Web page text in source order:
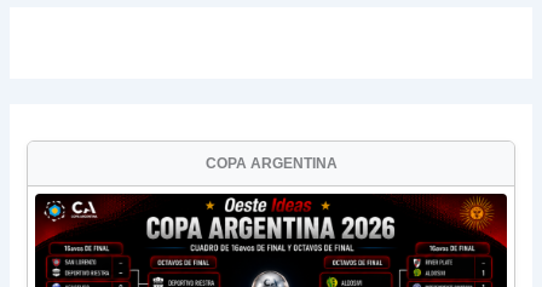
COPA ARGENTINA